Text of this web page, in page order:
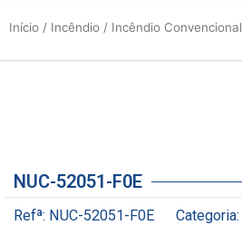
Início / Incêndio / Incêndio Convencional
NUC-52051-F0E
Refª: NUC-52051-F0E Categoria: